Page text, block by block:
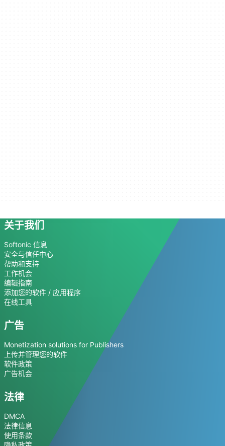
关于我们
Softonic 信息
安全与信任中心
帮助和支持
工作机会
编辑指南
添加您的软件 / 应用程序
在线工具
广告
Monetization solutions for Publishers
上传并管理您的软件
软件政策
广告机会
法律
DMCA
法律信息
使用条款